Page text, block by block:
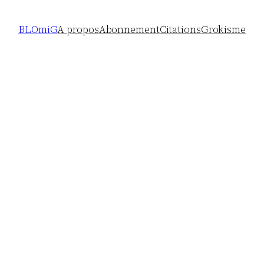
BLOmiGA proposAbonnementCitationsGrokisme